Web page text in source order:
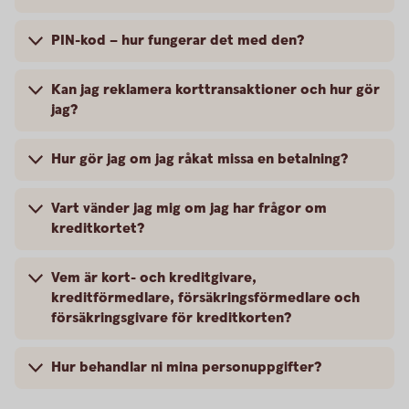
PIN-kod – hur fungerar det med den?
Kan jag reklamera korttransaktioner och hur gör
jag?
Hur gör jag om jag råkat missa en betalning?
Vart vänder jag mig om jag har frågor om
kreditkortet?
Vem är kort- och kreditgivare,
kreditförmedlare, försäkringsförmedlare och
försäkringsgivare för kreditkorten?
Hur behandlar ni mina personuppgifter?